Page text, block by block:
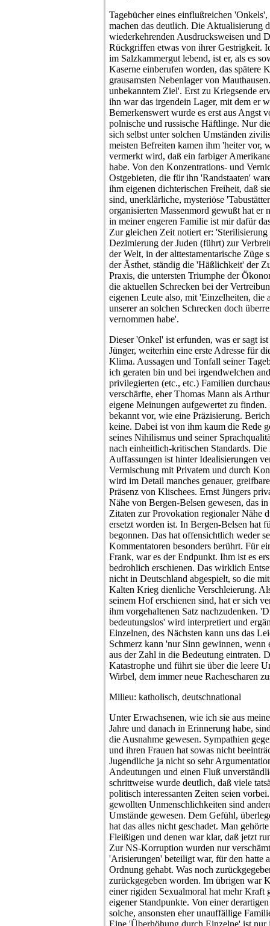
Tagebücher eines einflußreichen
machen das deutlich. Die Aktualisierung
wiederkehrenden Ausdrucksweisen und
Rückgriffen etwas von ihrer Gestrigkeit.
im Salzkammergut lebend, ist er, als es
Kaserne einberufen worden, das spätere
grausamsten Nebenlager von
unbekanntem Ziel'. Erst zu Kriegsende
ihn war das irgendein Lager, mit dem er
Bemerkenswert wurde es erst aus Angst
polnische und russische Häftlinge. Nur
sich selbst unter solchen Umständen
meisten Befreiten kamen ihm 'heiter vor,
vermerkt wird, daß ein farbiger
habe. Von den Konzentrations- und
Ostgebieten, die für ihn 'Randstaaten'
ihm eigenen dichterischen Freiheit, daß
sind, unerklärliche, mysteriöse
organisierten Massenmord gewußt hat er
in meiner engeren Familie ist mir dafür
Zur gleichen Zeit notiert er:
Dezimierung der Juden (führt) zur
der Welt, in der alttestamentarische Züge
der Ästhet, ständig die 'Häßlichkeit' der
Praxis, die untersten Triumphe der
die aktuellen Schrecken bei der
eigenen Leute also, mit 'Einzelheiten, die
unserer an solchen Schrecken doch
vernommen habe'.
Dieser 'Onkel' ist erfunden, was er sagt
Jünger, weiterhin eine erste Adresse für
Klima. Aussagen und Tonfall seiner
ich geraten bin und bei irgendwelchen
privilegierten (etc., etc.) Familien
verschärfte, eher Thomas Mann als
eigene Meinungen aufgewertet zu
bekannt vor, wie eine Präzisierung.
keine. Dabei ist von ihm kaum die Rede
seines Nihilismus und seiner
nach einheitlich-kritischen Standards.
Auffassungen ist hinter Idealisierungen
Vermischung mit Privatem und durch
wird im Detail manches genauer,
Präsenz von Klischees. Ernst Jüngers
Nähe von Bergen-Belsen gewesen, das
Zitaten zur Provokation regionaler Nähe
ersetzt worden ist. In Bergen-Belsen hat
begonnen. Das hat offensichtlich weder
Kommentatoren besonders berührt. Für
Frank, war es der Endpunkt. Ihm ist es
bedrohlich erschienen. Das wirklich
nicht in Deutschland abgespielt, so die
Kalten Krieg dienliche Verschleierung.
seinem Hof erschienen sind, hat er sich
ihm vorgehaltenen Satz nachzudenken.
bedeutungslos' wird interpretiert und
Einzelnen, des Nächsten kann uns das
Schmerz kann 'nur Sinn gewinnen, wenn
aus der Zahl in die Bedeutung eintraten.
Katastrophe und führt sie über die leere
Wirbel, dem immer neue Rachescharen
Milieu: katholisch, deutschnational
Unter Erwachsenen, wie ich sie aus
Jahre und danach in Erinnerung habe,
die Ausnahme gewesen. Sympathien
und ihren Frauen hat sowas nicht
Jugendliche ja nicht so sehr
Andeutungen und einen Fluß
schrittweise wurde deutlich, daß viele
politisch interessanten Zeiten seien
gewollten Unmenschlichkeiten sind
Umstände gewesen. Dem Gefühl,
hat das alles nicht geschadet. Man
Fleißigen und denen war klar, daß jetzt
Zur NS-Korruption wurden nur
'Arisierungen' beteiligt war, für den hatte
Ordnung gehabt. Was noch
zurückgegeben worden. Im übrigen war
einer rigiden Sexualmoral hat mehr Kraft
eigener Standpunkte. Von einer
solche, ansonsten eher unauffällige
Eine 'Überhöhung durch Einzelne' ist